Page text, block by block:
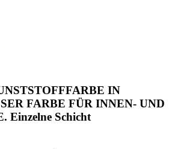
IN
FARBE FÜR INNEN- UND
Einzelne Schicht